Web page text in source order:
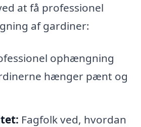
at få professionel
af gardiner:
ophængning
hænger pænt og
Fagfolk ved, hvordan